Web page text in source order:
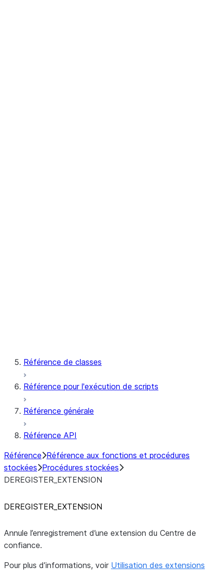
Référence de classes
Référence pour l'exécution de scripts
Référence générale
Référence API
Référence Référence aux fonctions et procédures
stockées Procédures stockées
DEREGISTER_EXTENSION
DEREGISTER_EXTENSION
Annule l’enregistrement d’une extension du Centre de
confiance.
Pour plus d’informations, voir Utilisation des extensions